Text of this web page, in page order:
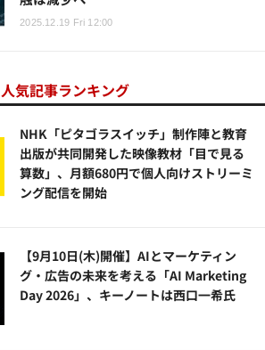
2025.12.19 Fri 12:00
人気記事ランキング
NHK「ピタゴラスイッチ」制作陣と教育
出版が共同開発した映像教材「目で見る
算数」、月額680円で個人向けストリーミ
ング配信を開始
【9月10日(木)開催】AIとマーケティン
グ・広告の未来を考える「AI Marketing
Day 2026」、キーノートは西口一希氏